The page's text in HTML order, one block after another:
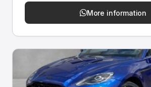
More information